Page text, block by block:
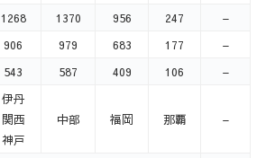
1268 1370 956 247
–
906 979 683 177
–
543 587 409 106 –
伊丹
関西
神戸
中部 福岡 那覇 –